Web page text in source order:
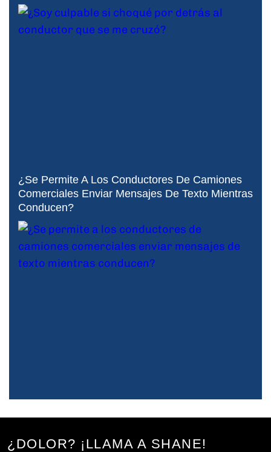
¿Se Permite A Los Conductores De Camiones
Comerciales Enviar Mensajes De Texto Mientras
Conducen?
¿DOLOR? ¡LLAMA A SHANE!